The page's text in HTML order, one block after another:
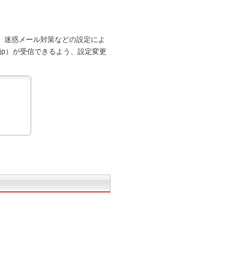
迷惑メール対策などの設定によ
）が受信できるよう、設定変更